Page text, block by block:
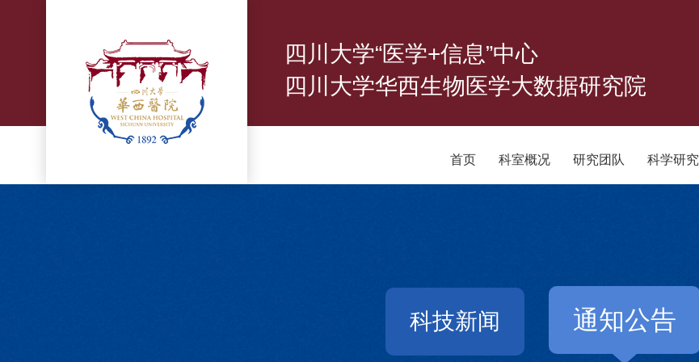
四川大学“医学+信息”中心
四川大学华西生物医学大数据研究院
首页 科室概况 研究团队 科学研究
科技新闻 通知公告